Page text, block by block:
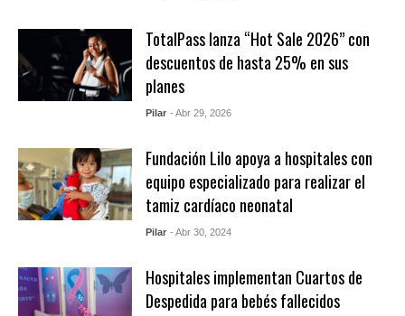
TotalPass lanza “Hot Sale 2026” con
descuentos de hasta 25% en sus
planes
Pilar - Abr 29, 2026
Fundación Lilo apoya a hospitales con
equipo especializado para realizar el
tamiz cardíaco neonatal
Pilar - Abr 30, 2024
Hospitales implementan Cuartos de
Despedida para bebés fallecidos